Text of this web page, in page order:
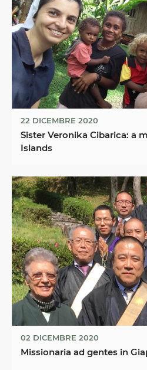
22 DICEMBRE 2020
Sister Veronika Cibarica: a
Islands
02 DICEMBRE 2020
Missionaria ad gentes in